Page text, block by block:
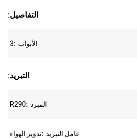
:التفاصيل
3 الأبواب
:التبريد
R290 المبرد
تدوير الهواء عامل التبريد